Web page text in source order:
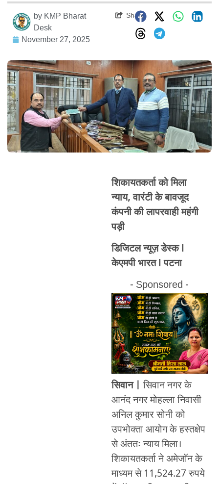
by KMP Bharat
Desk
November 27, 2025
Share
शिकायतकर्ता को मिला
न्याय, वारंटी के बावजूद
कंपनी की लापरवाही महंगी
पड़ी
डिजिटल न्यूज़ डेस्क l
केएमपी भारत l पटना
- Sponsored -
सिवान |सिवान नगर के
आनंद नगर मोहल्ला निवासी
अनिल कुमार सोनी को
उपभोक्ता आयोग के हस्तक्षेप
से अंततः न्याय मिला।
शिकायतकर्ता ने अमेजॉन के
माध्यम से 11,524.27 रुपये